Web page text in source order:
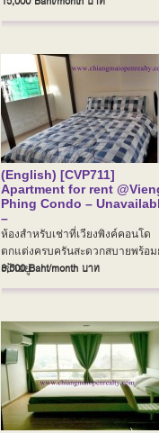
(English) [CVP711]
Apartment for rent
Phing Condo –
–
ห้องสำหรับเช่าที่เวียงพิงค์คอนโด
ตกแต่งครบครันสะดวกสบายพร้อม
เข้าอยู่
8,500 Baht/month บาท